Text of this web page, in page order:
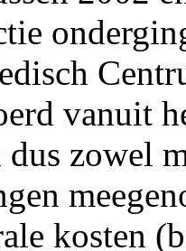
vanuit
zowel
kosten